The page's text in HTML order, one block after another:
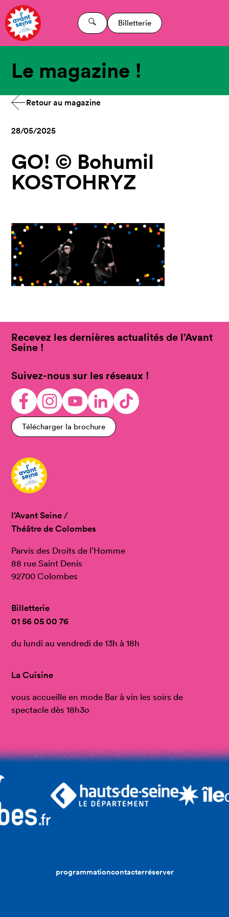
Billetterie
Le magazine !
Retour au magazine
28/05/2025
GO! © Bohumil
KOSTOHRYZ
Recevez les dernières actualités de l’Avant
Seine !
Suivez-nous sur les réseaux !
Télécharger la brochure
l’Avant Seine /
Théâtre de Colombes
Parvis des Droits de l’Homme
88 rue Saint Denis
92700 Colombes
Billetterie
01 56 05 00 76
du lundi au vendredi de 13h à 18h
La Cuisine
vous accueille en mode Bar à vin les soirs de
spectacle dès 18h3o
programmationcontacterréserver